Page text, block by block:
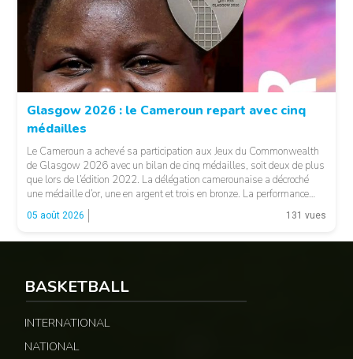
Glasgow 2026 : le Cameroun repart avec cinq
médailles
Le Cameroun a achevé sa participation aux Jeux du Commonwealth
de Glasgow 2026 avec un bilan de cinq médailles, soit deux de plus
que lors de l’édition 2022. La délégation camerounaise a décroché
une médaille d’or, une en argent et trois en bronze. La performance
majeure est venue d’Emmanuel Eseme. Le sprinteur camerounais
s’est imposé […]
05 août 2026 131 vues
BASKETBALL
INTERNATIONAL
NATIONAL